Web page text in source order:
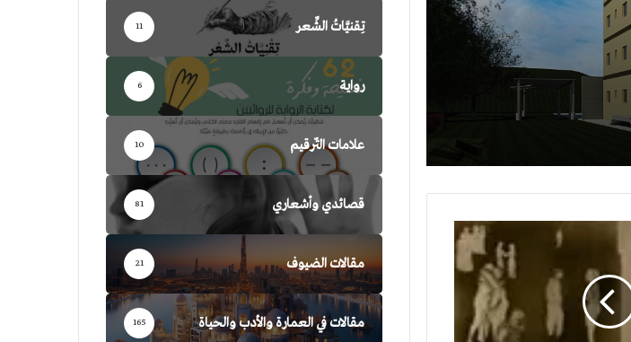
الطائف
في محافظة القطيف
في سلطنة عمان
في اليمن
مدينة حائل
تِقنيَّاتُ الشِّعر 11
رواية 6
علامات التّرقيم 10
قصائدي وأشعاري 81
مقالات الضيوف 21
مقالات في العمارة والأدب والحياة 165